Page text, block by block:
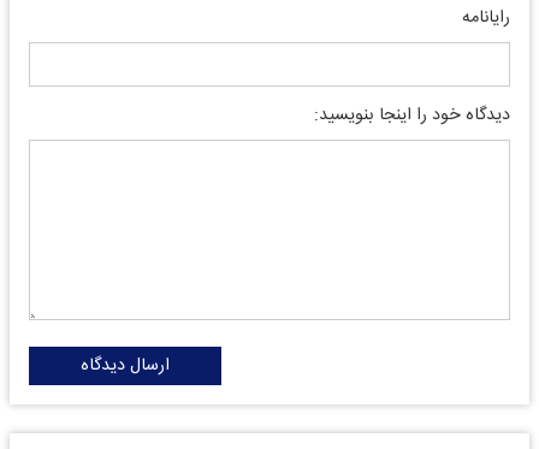
رایانامه
دیدگاه خود را اینجا بنویسید:
ارسال دیدگاه